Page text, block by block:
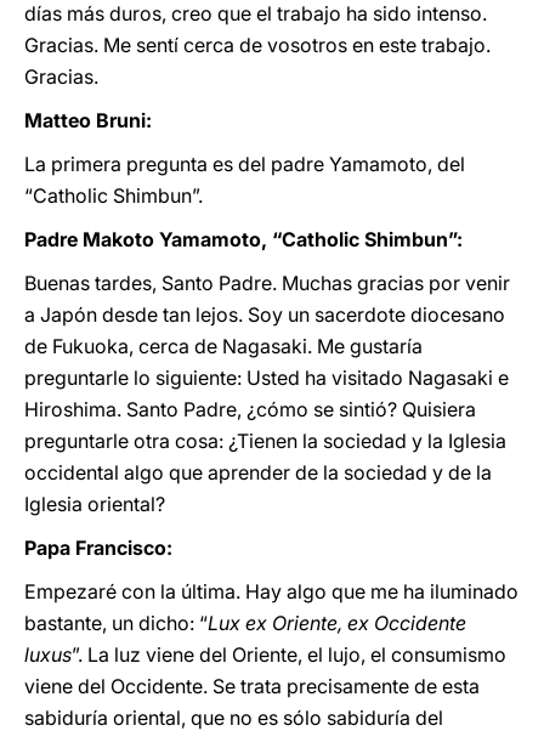
días más duros, creo que el trabajo ha sido intenso.
Gracias. Me sentí cerca de vosotros en este trabajo.
Gracias.
Matteo Bruni:
La primera pregunta es del padre Yamamoto, del
“Catholic Shimbun”.
Padre Makoto Yamamoto, “Catholic Shimbun”:
Buenas tardes, Santo Padre. Muchas gracias por venir
a Japón desde tan lejos. Soy un sacerdote diocesano
de Fukuoka, cerca de Nagasaki. Me gustaría
preguntarle lo siguiente: Usted ha visitado Nagasaki e
Hiroshima. Santo Padre, ¿cómo se sintió? Quisiera
preguntarle otra cosa: ¿Tienen la sociedad y la Iglesia
occidental algo que aprender de la sociedad y de la
Iglesia oriental?
Papa Francisco:
Empezaré con la última. Hay algo que me ha iluminado
bastante, un dicho: “Lux ex Oriente, ex Occidente
luxus”. La luz viene del Oriente, el lujo, el consumismo
viene del Occidente. Se trata precisamente de esta
sabiduría oriental, que no es sólo sabiduría del